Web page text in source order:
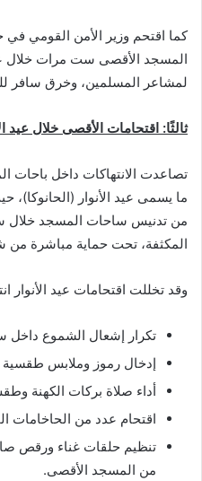
كما اقتحم وزير الأمن القومي في
المسجد الأقصى ست مرات خلال
لمشاعر المسلمين، وخرق سافر
ثالثًا: اقتحامات الأقصى خلال عيد
تصاعدت الانتهاكات داخل
ما يسمى عيد الأنوار
من تدنيس ساحات المسجد خلال
المكثفة، تحت حماية مباشرة من
وقد تخللت اقتحامات عيد الأنوار
تكرار إشعال الشموع
إدخال رموز وملابس طقسية
أداء صلاة بركات الكهنة
اقتحام عدد من الحاخامات
تنظيم حلقات غناء ورقص
من المسجد الأقصى.